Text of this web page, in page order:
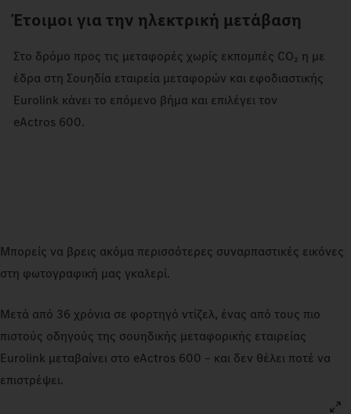
Έτοιμοι για την ηλεκτρική μετάβαση
Στο δρόμο προς τις μεταφορές χωρίς εκπομπές CO₂ η με
έδρα στη Σουηδία εταιρεία μεταφορών και εφοδιαστικής
Eurolink κάνει το επόμενο βήμα και επιλέγει τον
eActros 600.
Μπορείς να βρεις ακόμα περισσότερες συναρπαστικές εικόνες
στη φωτογραφική μας γκαλερί.
Μετά από 36 χρόνια σε φορτηγό ντίζελ, ένας από τους πιο
πιστούς οδηγούς της σουηδικής μεταφορικής εταιρείας
Eurolink μεταβαίνει στο eActros 600 – και δεν θέλει ποτέ να
επιστρέψει.